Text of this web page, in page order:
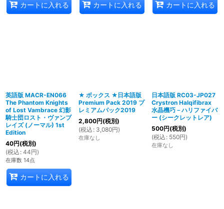
カートに入れる カートに入れる カートに入れる
英語版 MACR-EN066
The Phantom Knights
of Lost Vambrace 幻影
騎士団ロスト・ヴァンブ
レイズ (ノーマル) 1st
Edition
40円(税別)
(税込 : 44円)
在庫数 14点
カートに入れる
★ ボックス ★日本語版
Premium Pack 2019 プ
レミアムパック2019
2,800円(税別)
(税込 : 3,080円)
在庫なし
日本語版 RC03-JP027
Crystron Halqifibrax
水晶機巧－ハリファイバ
ー (シークレットレア)
500円(税別)
(税込 : 550円)
在庫なし